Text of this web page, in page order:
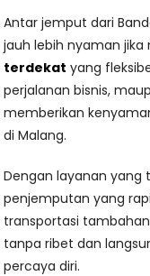
Antar jemput dari
jauh lebih nyaman
terdekat yang
perjalanan bisnis,
memberikan
di Malang.
Dengan layanan yang
penjemputan yang
transportasi
tanpa ribet dan
percaya diri.